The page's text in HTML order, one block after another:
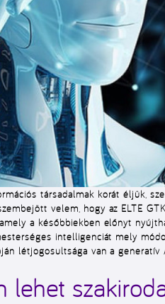
társadalmak korát éljük,
velem, hogy az ELTE
a későbbiekben előnyt
intelligenciát mely
létjogosultsága van a
lehet